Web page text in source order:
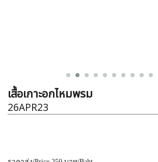
เสื้อเกาะอกไหมพรม
26APR23